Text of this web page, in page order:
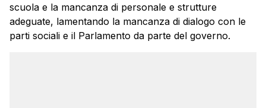
scuola e la mancanza di personale e strutture
adeguate, lamentando la mancanza di dialogo con le
parti sociali e il Parlamento da parte del governo.